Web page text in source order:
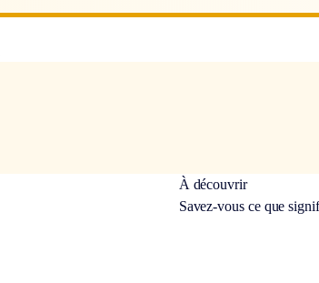
À découvrir
Savez-vous ce que